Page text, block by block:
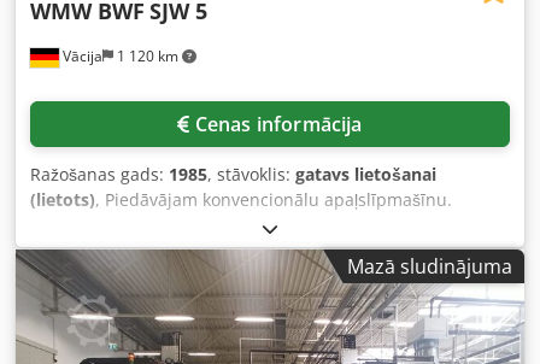
Vācija 1 120 km
WMW BWF SJW 5
Cenas informācija
Ražošanas gads: 1985, stāvoklis: gatavs lietošanai
(lietots), Piedāvājam konvencionālu apaļslīpmašīnu.
Uzstādījumi: ZRO 40,10, aizsardzības klase: IP54/IP32,
vadība: Erfurt electronic. Aprīkota ar integrētu vadības
skapi, detaļu padevi, atsevišķu vadības pulti, dzesēšanas
sistēmu. Svars: apmēram 380 kg, kopējie izmēri X/Y/Z:
apm. 2500 mm / 1800 mm / 2000 mm. Apskate iespējama
pēc vienošanās. Dsdpfx Aey Ulm Ssptjkr
Mazā sludinājuma